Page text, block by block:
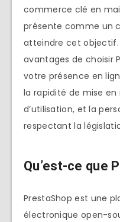
commerce clé en
présente comme un
atteindre cet objectif.
avantages de choisir
votre présence en
la rapidité de mise
d’utilisation, et la
respectant la
Qu’est-ce que
PrestaShop est une
électronique open-